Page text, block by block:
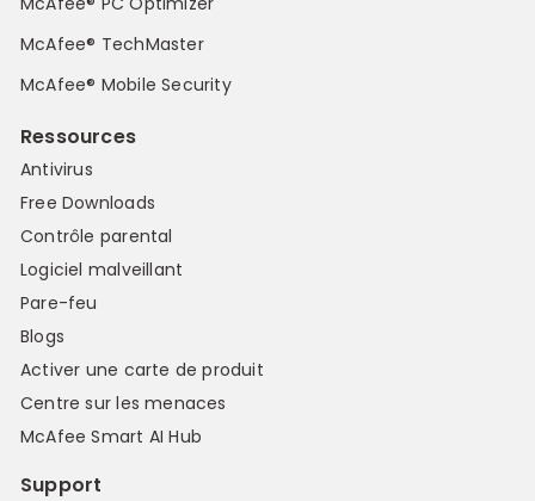
McAfee® TechMaster
McAfee® Mobile Security
Ressources
Antivirus
Free Downloads
Contrôle parental
Logiciel malveillant
Pare-feu
Blogs
Activer une carte de produit
Centre sur les menaces
McAfee Smart AI Hub
Support